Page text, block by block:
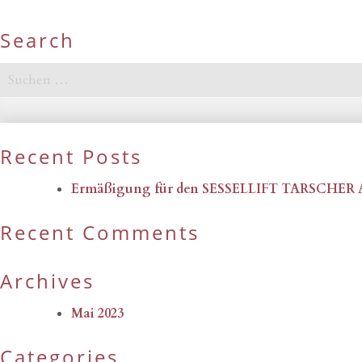
Search
Suchen
Recent Posts
Ermäßigung für den SESSELLIFT TARSCHER
Recent Comments
Archives
Mai 2023